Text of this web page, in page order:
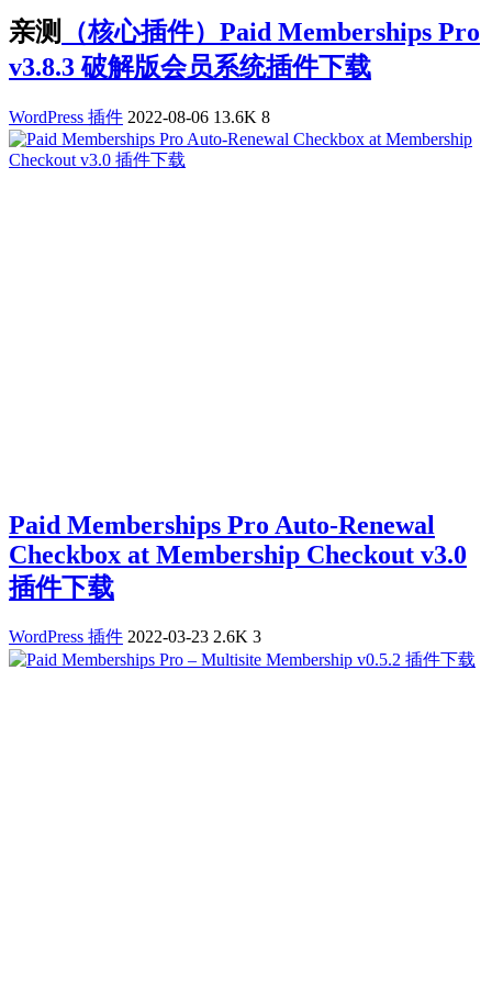
亲测
（核心插件）Paid Memberships Pro
v3.8.3 破解版会员系统插件下载
WordPress 插件 2022-08-06 13.6K 8
Paid Memberships Pro Auto-Renewal
Checkbox at Membership Checkout v3.0
插件下载
WordPress 插件 2022-03-23 2.6K 3